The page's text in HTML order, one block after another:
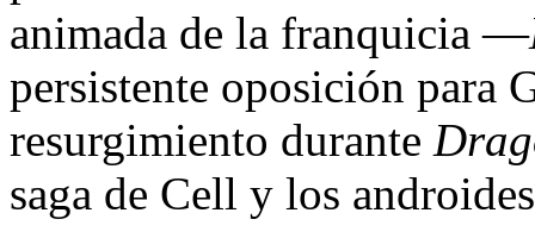
animada de la franquicia —
persistente oposición
resurgimiento durante
saga de Cell y los